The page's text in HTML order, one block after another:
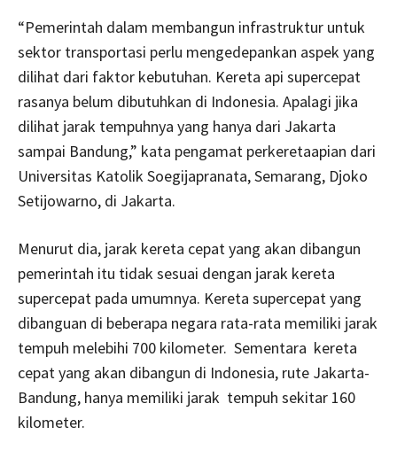
“Pemerintah dalam membangun infrastruktur untuk
sektor transportasi perlu mengedepankan aspek yang
dilihat dari faktor kebutuhan. Kereta api supercepat
rasanya belum dibutuhkan di Indonesia. Apalagi jika
dilihat jarak tempuhnya yang hanya dari Jakarta
sampai Bandung,” kata pengamat perkeretaapian dari
Universitas Katolik Soegijapranata, Semarang, Djoko
Setijowarno, di Jakarta.
Menurut dia, jarak kereta cepat yang akan dibangun
pemerintah itu tidak sesuai dengan jarak kereta
supercepat pada umumnya. Kereta supercepat yang
dibanguan di beberapa negara rata-rata memiliki jarak
tempuh melebihi 700 kilometer. Sementara kereta
cepat yang akan dibangun di Indonesia, rute Jakarta-
Bandung, hanya memiliki jarak tempuh sekitar 160
kilometer.